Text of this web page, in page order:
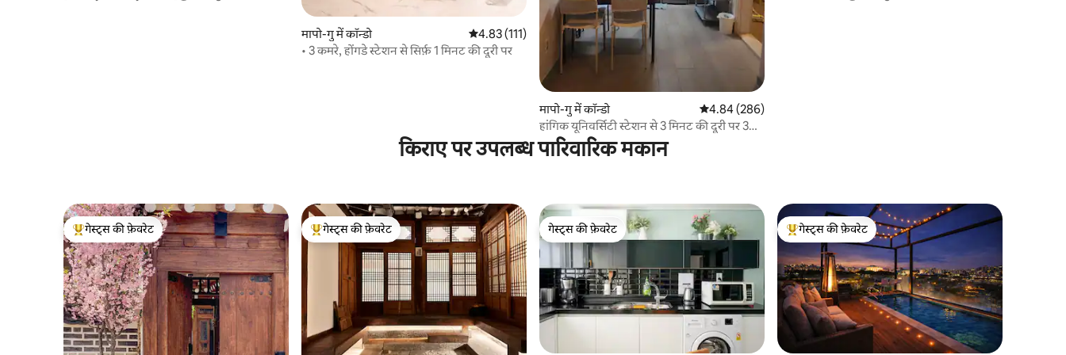
मापो-गु में कॉन्डो
औसत रेटिंग 5 में से 4.83, 111 समीक्षाएँ
4.83 (111)
• 3 कमरे, होंगडे स्टेशन से सिर्फ़ 1 मिनट की दूरी पर
मापो-गु में कॉन्डो औसत रेटिंग 5 में से 4.84, 286 समीक्षाएँ
4.84 (286)
हांगिक यूनिवर्सिटी स्टेशन से 3 मिनट की दूरी पर 3
कमरे 6 से बाहर निकलें
किराए पर उपलब्ध पारिवारिक मकान
गेस्ट्स का टॉप फ़ेवरेट
गेस्ट्स की फ़ेवरेट
गेस्ट्स का टॉप फ़ेवरेट
गेस्ट्स की फ़ेवरेट
गेस्ट्स की फ़ेवरेट
गेस्ट्स की फ़ेवरेट
गेस्ट्स का टॉप फ़ेवरेट
गेस्ट्स की फ़ेवरेट